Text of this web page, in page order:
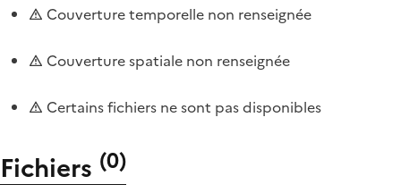
Couverture temporelle non renseignée
Couverture spatiale non renseignée
Certains fichiers ne sont pas disponibles
Fichiers (0)